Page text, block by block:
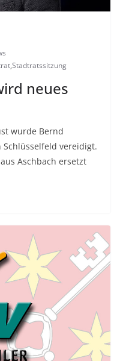
,Stadtratssitzung
neues
wurde Bernd
vereidigt.
Aschbach ersetzt